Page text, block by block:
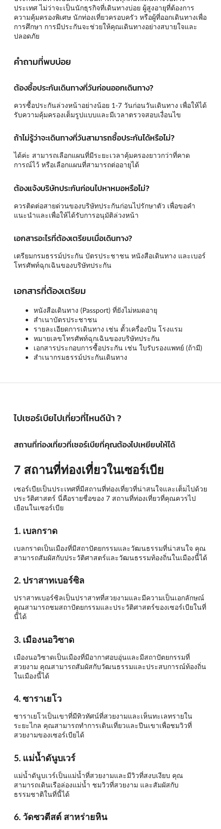
ประเทศ ไม่ว่าจะเป็นนักธุรกิจที่เดินทางบ่อย ผู้สูงอายุที่ต้องการ
ความคุ้มครองพิเศษ นักท่องเที่ยวครอบครัว หรือผู้ที่ออกเดินทางเพื่อ
การศึกษา การมีประกันจะช่วยให้คุณเดินทางอย่างสบายใจและ
ปลอดภัย
คำถามที่พบบ่อย
ต้องซื้อประกันเดินทางกี่วันก่อนออกเดินทาง?
ควรซื้อประกันล่วงหน้าอย่างน้อย 1-7 วันก่อนวันเดินทาง เพื่อให้ได้
รับความคุ้มครองเต็มรูปแบบและมีเวลาตรวจสอบเงื่อนไข
ถ้าไม่รู้ว่าจะเดินทางกี่วันสามารถซื้อประกันได้หรือไม่?
ได้ค่ะ สามารถเลือกแผนที่มีระยะเวลาคุ้มครองยาวกว่าที่คาด
การณ์ไว้ หรือเลือกแผนที่สามารถต่ออายุได้
ต้องแจ้งบริษัทประกันก่อนไปหาหมอหรือไม่?
ควรติดต่อสายด่วนของบริษัทประกันก่อนไปรักษาตัว เพื่อขอคำ
แนะนำและเพื่อให้ได้รับการอนุมัติล่วงหน้า
เอกสารอะไรที่ต้องเตรียมเมื่อเดินทาง?
เตรียมกรมธรรม์ประกัน บัตรประชาชน หนังสือเดินทาง และเบอร์
โทรศัพท์ฉุกเฉินของบริษัทประกัน
เอกสารที่ต้องเตรียม
หนังสือเดินทาง (Passport) ที่ยังไม่หมดอายุ
สำเนาบัตรประชาชน
รายละเอียดการเดินทาง เช่น ตั้วเครื่องบิน โรงแรม
หมายเลขโทรศัพท์ฉุกเฉินของบริษัทประกัน
เอกสารประกอบการซื้อประกัน เช่น ใบรับรองแพทย์ (ถ้ามี)
สำเนากรมธรรม์ประกันเดินทาง
ไปเซอร์เบียไปเที่ยวที่ไหนดีน้า ?
สถานที่ท่องเที่ยวที่เซอร์เบียที่คุณต้องไปเหยียบให้ได้
7 สถานที่ท่องเที่ยวในเซอร์เบีย
เซอร์เบียเป็นประเทศที่มีสถานที่ท่องเที่ยวที่น่าสนใจและเต็มไปด้วย
ประวัติศาสตร์ นี่คือรายชื่อของ 7 สถานที่ท่องเที่ยวที่คุณควรไป
เยือนในเซอร์เบีย
1. เบลกราด
เบลกราดเป็นเมืองที่มีสถาปัตยกรรมและวัฒนธรรมที่น่าสนใจ คุณ
สามารถสัมผัสกับประวัติศาสตร์และวัฒนธรรมท้องถิ่นในเมืองนี้ได้
2. ปราสาทเบอร์ซิล
ปราสาทเบอร์ซิลเป็นปราสาทที่สวยงามและมีความเป็นเอกลักษณ์
คุณสามารถชมสถาปัตยกรรมและประวัติศาสตร์ของเซอร์เบียในที่
นี้ได้
3. เมืองนอวิซาด
เมืองนอวิซาดเป็นเมืองที่มีอากาศอบอุ่นและมีสถาปัตยกรรมที่
สวยงาม คุณสามารถสัมผัสกับวัฒนธรรมและประสบการณ์ท้องถิ่น
ในเมืองนี้ได้
4. ซาราเยโว
ซาราเยโวเป็นเขาที่มีทิวทัศน์ที่สวยงามและเห็นทะเลทรายใน
ระยะไกล คุณสามารถทำการเดินเที่ยวและปีนเขาเพื่อชมวิวที่
สวยงามของเซอร์เบียได้
5. แม่น้ำดันูบเวร์
แม่น้ำดันูบเวร์เป็นแม่น้ำที่สวยงามและมีวิวที่สงบเงียบ คุณ
สามารถเดินเรือล่องแม่น้ำ ชมวิวที่สวยงาม และสัมผัสกับ
ธรรมชาติในที่นี้ได้
6. วัดซวตีสต์ สาหร่ายหิน